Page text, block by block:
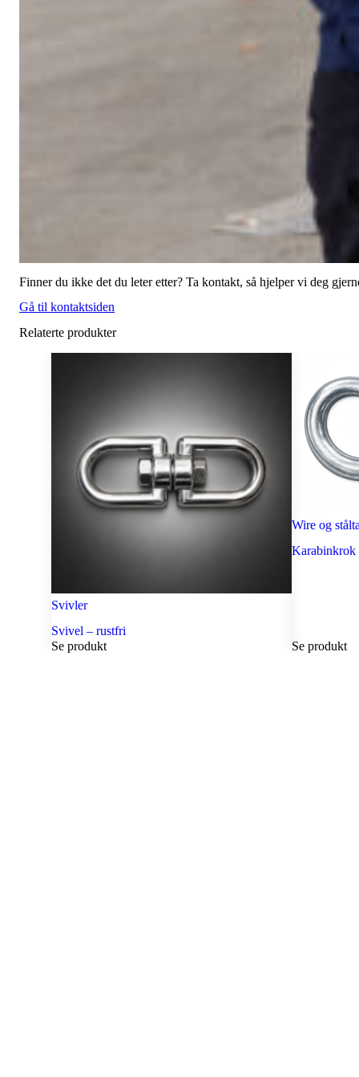
Finner du ikke det du leter etter? Ta kontakt, så hjelper vi deg
Gå til kontaktsiden
Relaterte produkter
Svivler
Svivel – rustfri
Se produkt
Wire og
Karabinkrok
Se produkt